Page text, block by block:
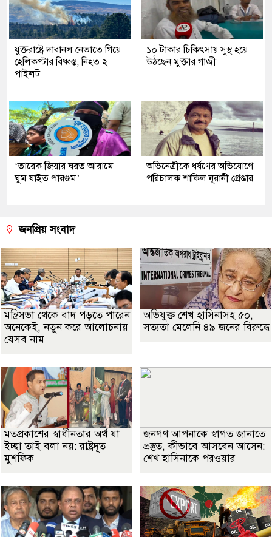
যুক্তরাষ্ট্রে দাবানল নেভাতে গিয়ে
হেলিকপ্টার বিধ্বস্ত, নিহত ২
পাইলট
১০ টাকার চিকিৎসায় সুস্থ হয়ে
উঠছেন মুক্তার গাজী
‘তারেক জিয়ার ঘরত আরামে
ঘুম যাইত পারগুম’
অভিনেত্রীকে ধর্ষণের অভিযোগে
পরিচালক শাকিল নূরানী গ্রেপ্তার
জনপ্রিয় সংবাদ
মন্ত্রিসভা থেকে বাদ পড়তে পারেন
অনেকেই, নতুন করে আলোচনায়
যেসব নাম
অভিযুক্ত শেখ হাসিনাসহ ৫০,
সত্যতা মেলেনি ৪৯ জনের বিরুদ্ধে
মতপ্রকাশের স্বাধীনতার অর্থ যা
ইচ্ছা তাই বলা নয়: রাষ্ট্রদূত
মুশফিক
জনগণ আপনাকে স্বাগত জানাতে
প্রস্তুত, কীভাবে আসবেন আসেন:
শেখ হাসিনাকে পরওয়ার